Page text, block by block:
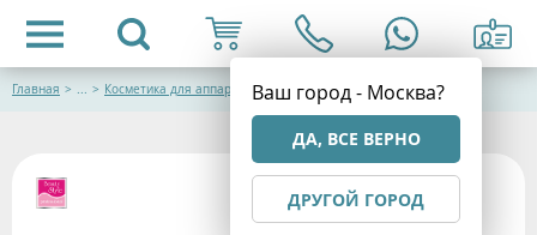
Ваш город - Москва?
ДА, ВСЕ ВЕРНО
ДРУГОЙ ГОРОД
Главная > ... > Косметика для аппаратных процедур